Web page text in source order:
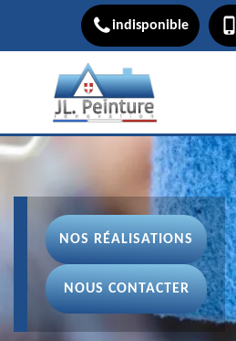
indisponible
NOS RÉALISATIONS
NOUS CONTACTER